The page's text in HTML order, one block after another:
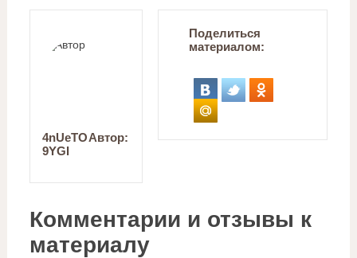
Автор:
4nUeTO
9YGI
Поделиться
материалом:
Комментарии и отзывы к
материалу